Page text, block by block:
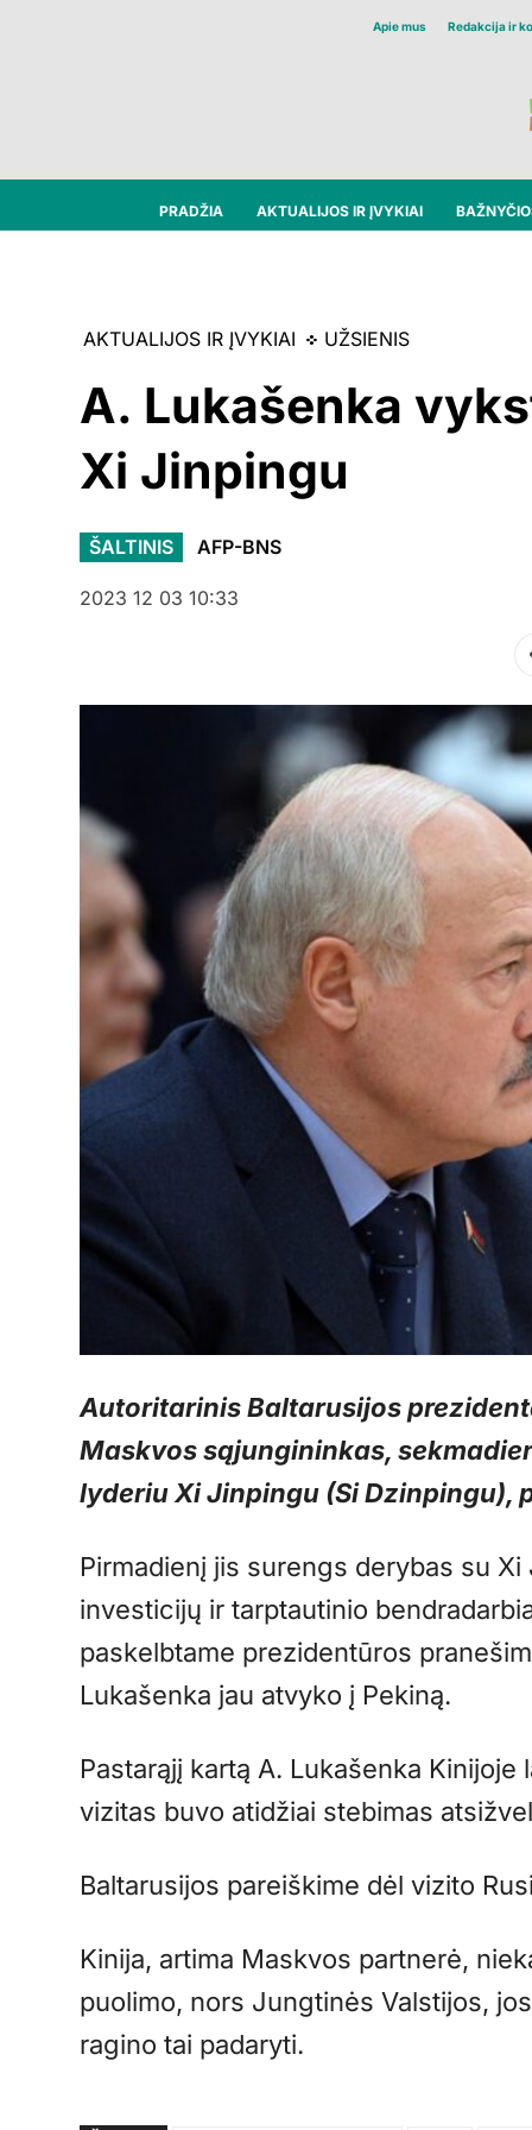
Apie mus Redakcija ir
PRADŽIA AKTUALIJOS IR ĮVYKIAI
AKTUALIJOS IR ĮVYKIAI UŽSIENIS
A. Lukašenka
Xi Jinpingu
ŠALTINIS AFP-BNS
2023 12 03 10:33
Autoritarinis Baltarusijos
Maskvos sąjungininkas,
lyderiu Xi Jinpingu (Si Dzinpingu),
Pirmadienį jis surengs derybas su
investicijų ir tarptautinio
paskelbtame prezidentūros
Lukašenka jau atvyko į Pekiną.
Pastarąjį kartą A. Lukašenka
vizitas buvo atidžiai stebimas
Baltarusijos pareiškime dėl vizito
Kinija, artima Maskvos partnerė,
puolimo, nors Jungtinės Valstijos,
ragino tai padaryti.